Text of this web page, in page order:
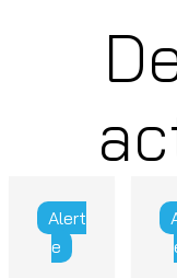
Alert
e